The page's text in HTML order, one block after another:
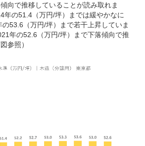
向で推移していることが読み取れま
年の51.4（万円/坪）までは緩やかなに
53.6（万円/坪）まで若干上昇していま
年の52.6（万円/坪）まで下落傾向で推
参照）